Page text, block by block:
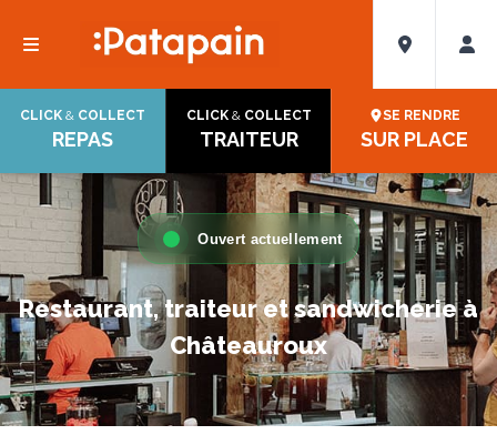
CLICK &COLLECT
REPAS
CLICK &COLLECT
TRAITEUR
SE RENDRE
SUR PLACE
Ouvert actuellement
Restaurant, traiteur et sandwicherie à
Châteauroux